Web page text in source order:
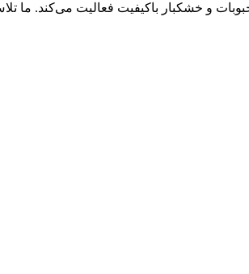
و خشکبار باکیفیت فعالیت می‌کند. ما تلاش